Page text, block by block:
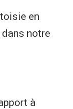
en
notre
à